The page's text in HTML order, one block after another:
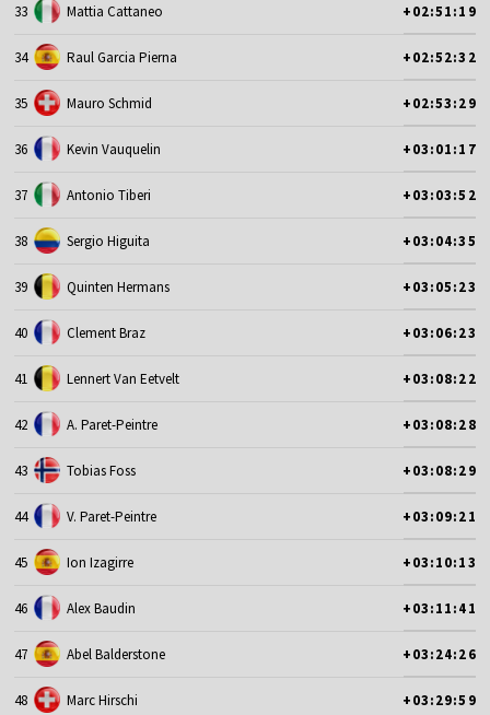
33 Mattia Cattaneo +02:51:19
34 Raul Garcia Pierna +02:52:32
35 Mauro Schmid +02:53:29
36 Kevin Vauquelin +03:01:17
37 Antonio Tiberi +03:03:52
38 Sergio Higuita +03:04:35
39 Quinten Hermans +03:05:23
40 Clement Braz +03:06:23
41 Lennert Van Eetvelt +03:08:22
42 A. Paret-Peintre +03:08:28
43 Tobias Foss +03:08:29
44 V. Paret-Peintre +03:09:21
45 Ion Izagirre +03:10:13
46 Alex Baudin +03:11:41
47 Abel Balderstone +03:24:26
48 Marc Hirschi +03:29:59